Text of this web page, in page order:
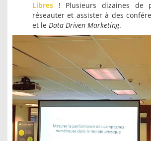
Libres ! Plusieurs dizaines de
réseauter et assister à des
et le Data Driven Marketing.